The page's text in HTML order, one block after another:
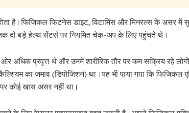
है।फिजिकल फिटनेस डाइट, विटामिंस और मिनरल्स के असर में
दो बड़े हेल्थ सेंटर्स पर नियमित चेक-अप के लिए पहुंचते थे।
ओर अधिक प्रवृत्त थे और उनमें शारीरिक तौर पर कम सक्रिय रहे
का जमाव (डिपोजिशन) था।यह भी पाया गया कि
कोई खास असर नहीं था।